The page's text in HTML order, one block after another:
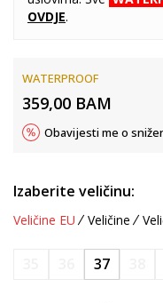
OVDJE.
WATERPROOF
359,00 BAM
Obavijesti me o
Izaberite veličinu:
Veličine EU Veličine
37